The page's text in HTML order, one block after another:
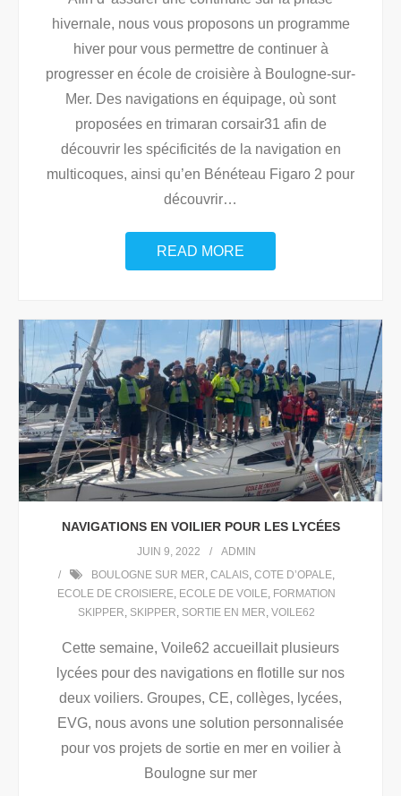
hivernale, nous vous proposons un programme
hiver pour vous permettre de continuer à
progresser en école de croisière à Boulogne-sur-
Mer. Des navigations en équipage, où sont
proposées en trimaran corsair31 afin de
découvrir les spécificités de la navigation en
multicoques, ainsi qu’en Bénéteau Figaro 2 pour
découvrir…
READ MORE
NAVIGATIONS EN VOILIER POUR LES LYCÉES
JUIN 9, 2022
ADMIN
BOULOGNE SUR MER CALAIS, COTE D’OPALE,
ECOLE DE CROISIERE, ECOLE DE VOILE, FORMATION
SKIPPER SKIPPER SORTIE EN MER VOILE62
Cette semaine, Voile62 accueillait plusieurs
lycées pour des navigations en flotille sur nos
deux voiliers. Groupes, CE, collèges, lycées,
EVG, nous avons une solution personnalisée
pour vos projets de sortie en mer en voilier à
Boulogne sur mer